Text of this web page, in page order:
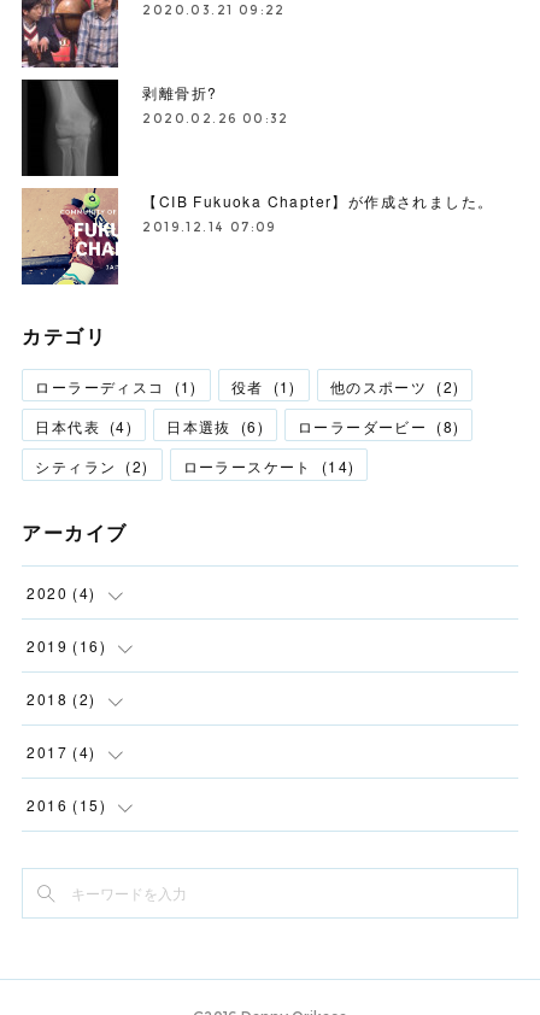
2020.03.21 09:22
剥離骨折?
2020.02.26 00:32
【CIB Fukuoka Chapter】が作成されました。
2019.12.14 07:09
カテゴリ
ローラーディスコ (1) 役者 (1) 他のスポーツ (2)
日本代表 (4) 日本選抜 (6) ローラーダービー (8)
シティラン
(2) ローラースケート (14)
アーカイブ
2020 (4)
(2)
(1
(1
2019 (16)
(1
(1
( 12
(1)
2018 (2)
(2
2017 (4)
(2)
2016 (15)